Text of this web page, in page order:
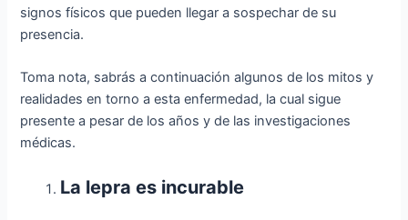
signos físicos que pueden llegar a sospechar de su
presencia.
Toma nota, sabrás a continuación algunos de los mitos y
realidades en torno a esta enfermedad, la cual sigue
presente a pesar de los años y de las investigaciones
médicas.
La lepra es incurable